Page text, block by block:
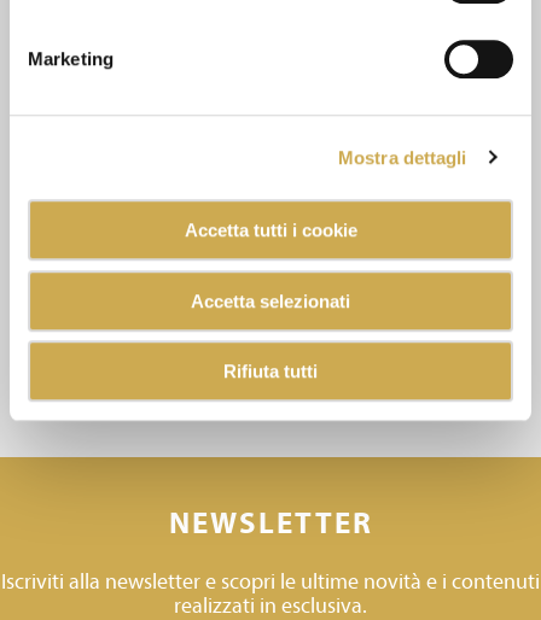
Marketing
Mostra dettagli
Accetta tutti i cookie
Accetta selezionati
Rifiuta tutti
NEWSLETTER
Iscriviti alla newsletter e scopri le ultime novità e i contenuti
realizzati in esclusiva.